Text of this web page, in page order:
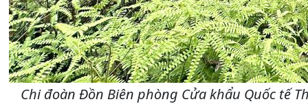
Chi đoàn Đồn Biên phòng Cửa khẩu Quốc tế